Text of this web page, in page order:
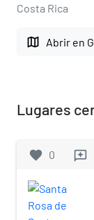
Costa Rica
map Abrir en
Lugares
favorite 0 reviews